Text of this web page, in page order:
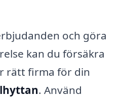
och göra
kan du försäkra
rätt firma för din
. Använd